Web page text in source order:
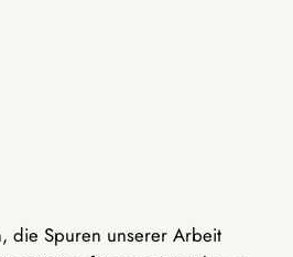
die Spuren unserer Arbeit